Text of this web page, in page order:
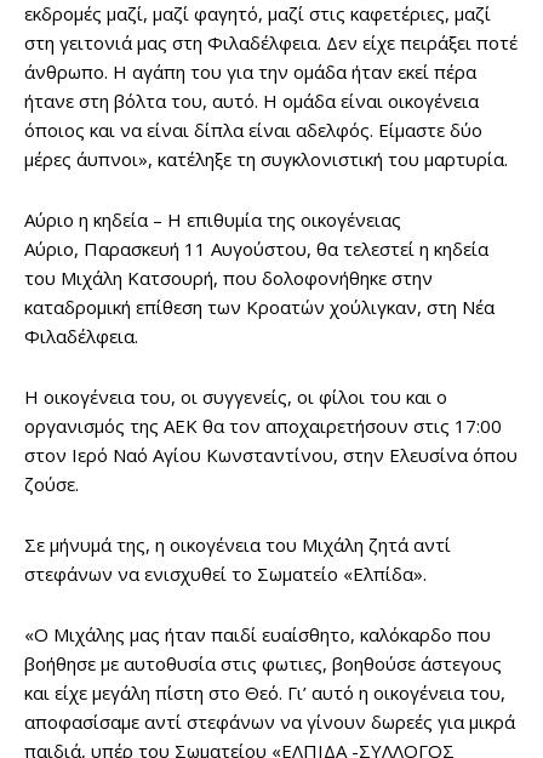
εκδρομές μαζί, μαζί φαγητό, μαζί στις καφετέριες, μαζί
στη γειτονιά μας στη Φιλαδέλφεια. Δεν είχε πειράξει ποτέ
άνθρωπο. Η αγάπη του για την ομάδα ήταν εκεί πέρα
ήτανε στη βόλτα του, αυτό. Η ομάδα είναι οικογένεια
όποιος και να είναι δίπλα είναι αδελφός. Είμαστε δύο
μέρες άυπνοι», κατέληξε τη συγκλονιστική του μαρτυρία.
Αύριο η κηδεία – Η επιθυμία της οικογένειας
Αύριο, Παρασκευή 11 Αυγούστου, θα τελεστεί η κηδεία
του Μιχάλη Κατσουρή, που δολοφονήθηκε στην
καταδρομική επίθεση των Κροατών χούλιγκαν, στη Νέα
Φιλαδέλφεια.
Η οικογένεια του, οι συγγενείς, οι φίλοι του και ο
οργανισμός της ΑΕΚ θα τον αποχαιρετήσουν στις 17:00
στον Ιερό Ναό Αγίου Κωνσταντίνου, στην Ελευσίνα όπου
ζούσε.
Σε μήνυμά της, η οικογένεια του Μιχάλη ζητά αντί
στεφάνων να ενισχυθεί το Σωματείο «Ελπίδα».
«Ο Μιχάλης μας ήταν παιδί ευαίσθητο, καλόκαρδο που
βοήθησε με αυτοθυσία στις φωτιες, βοηθούσε άστεγους
και είχε μεγάλη πίστη στο Θεό. Γι’ αυτό η οικογένεια του,
αποφασίσαμε αντί στεφάνων να γίνουν δωρεές για μικρά
παιδιά, υπέρ του Σωματείου «ΕΛΠΙΔΑ -ΣΥΛΛΟΓΟΣ